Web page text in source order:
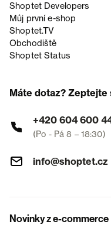
Shoptet Developers
Můj první e-shop
Shoptet.TV
Obchodiště
Shoptet Status
Máte dotaz? Zeptejte
+420 604 600
(Po - Pá 8 – 18:30)
info@shoptet.cz
Novinky z e-commerce